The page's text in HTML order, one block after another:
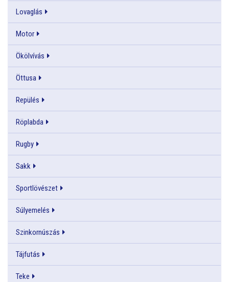
Lovaglás
Motor
Ökölvívás
Öttusa
Repülés
Röplabda
Rugby
Sakk
Sportlövészet
Súlyemelés
Szinkornúszás
Tájfutás
Teke